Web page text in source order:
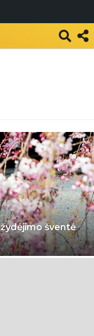
šventė